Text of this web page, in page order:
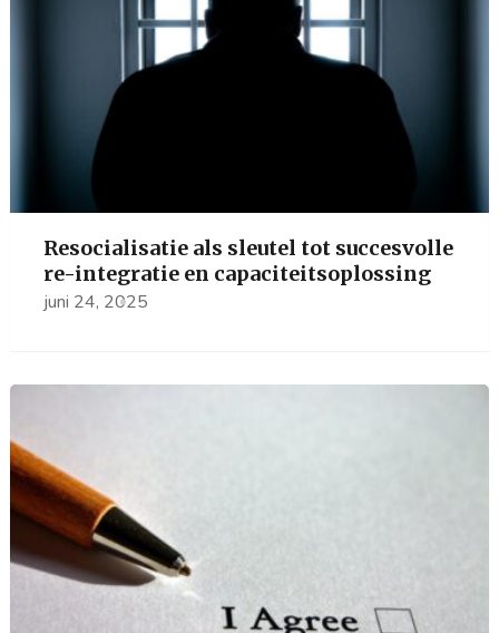
Resocialisatie als sleutel tot succesvolle
re-integratie en capaciteitsoplossing
juni 24, 2025